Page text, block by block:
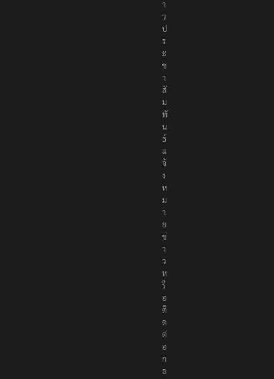
ง
ข่
า
ว
ป
ร
ะ
ช
า
สั
ม
พั
น
ธ์
แ
จ้
ง
ห
ม
า
ย
ข่
า
ว
ห
รื
อ
ติ
ด
ต่
อ